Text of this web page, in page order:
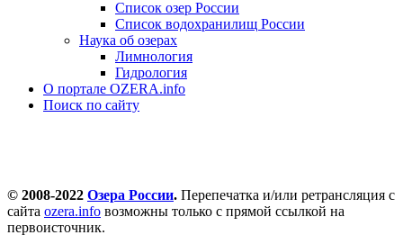
Список озер России
Список водохранилищ России
Наука об озерах
Лимнология
Гидрология
О портале OZERA.info
Поиск по сайту
© 2008-2022 Озера России. Перепечатка и/или ретрансляция с
сайта ozera.info возможны только с прямой ссылкой на
первоисточник.